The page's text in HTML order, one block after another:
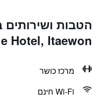
Hotel, Itaewon
מרכז כושר
Wi-Fi חינם